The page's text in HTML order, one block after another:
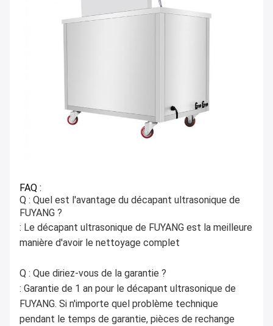
FAQ :
Q : Quel est l'avantage du décapant ultrasonique de
FUYANG ?
: Le décapant ultrasonique de FUYANG est la meilleure
manière d'avoir le nettoyage complet
Q : Que diriez-vous de la garantie ?
: Garantie de 1 an pour le décapant ultrasonique de
FUYANG. Si n'importe quel problème technique
pendant le temps de garantie, pièces de rechange